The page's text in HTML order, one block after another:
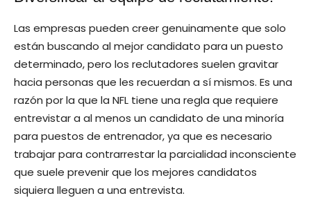
Las empresas pueden creer genuinamente que solo
están buscando al mejor candidato para un puesto
determinado, pero los reclutadores suelen gravitar
hacia personas que les recuerdan a sí mismos. Es una
razón por la que la NFL tiene una regla que requiere
entrevistar a al menos un candidato de una minoría
para puestos de entrenador, ya que es necesario
trabajar para contrarrestar la parcialidad inconsciente
que suele prevenir que los mejores candidatos
siquiera lleguen a una entrevista.